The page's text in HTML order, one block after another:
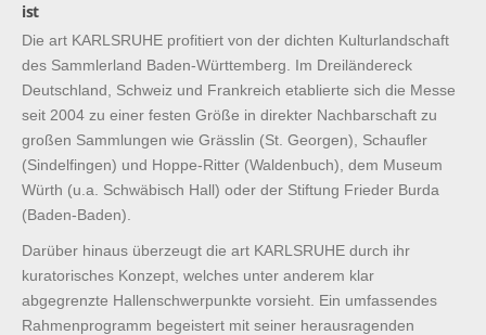
ist
Die art KARLSRUHE profitiert von der dichten Kulturlandschaft
des Sammlerland Baden-Württemberg. Im Dreiländereck
Deutschland, Schweiz und Frankreich etablierte sich die Messe
seit 2004 zu einer festen Größe in direkter Nachbarschaft zu
großen Sammlungen wie Grässlin (St. Georgen), Schaufler
(Sindelfingen) und Hoppe-Ritter (Waldenbuch), dem Museum
Würth (u.a. Schwäbisch Hall) oder der Stiftung Frieder Burda
(Baden-Baden).
Darüber hinaus überzeugt die art KARLSRUHE durch ihr
kuratorisches Konzept, welches unter anderem klar
abgegrenzte Hallenschwerpunkte vorsieht. Ein umfassendes
Rahmenprogramm begeistert mit seiner herausragenden